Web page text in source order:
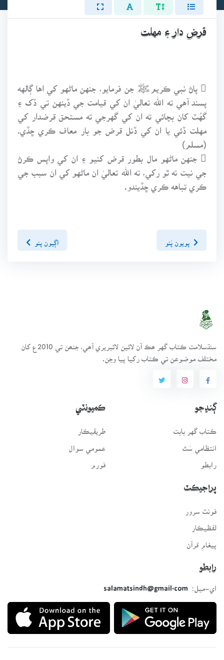
قرض دار ۽ مهلت
 پاڻ نبي ڪريمﷺ جن فرمايو، جنهن ماڻهو کي اها ڳالهه
پسند آهي ته الله تعاليٰ ان کي قيامت جي ڏينهن تي ڏک ۽
گهُٽ کان بچائي ته ان کي گهرجي ته مستحق قرضدار کي
مهلت ڏئي يا ان کي ڏنل قرض جو بار معاف ڪري ڇڏي.
(مسلم)
 جنهن ماڻهو مال بطور قرض کنيو ۽ ان کي واپس ڪرڻ
جي نيت نه ٿو رکي، ته الله تعاليٰ ان ماڻهو کي ان سبب جي
ڪري تباهه ڪري ڇڏيندو.
پويون پَنو اڳيون پنو
سنڌسلامت ڪتاب گهر ھڪ آن لائين لائبريري آھي، جنھن تي 2010ع کان
مختلف موضوعن تي ڪتاب رکيا پيا وڃن.
ڳنڍجو
ڪتاب گهر بابت
انتظامي سَٿ
رابطو
ڪميونٽي
طريقيڪار
عمومي سوال
فورم
پراجيڪٽ
لفظيڪار
پيغامِ قرآن
رابطو
اي-ميل:
salamatsindh@gmail.com